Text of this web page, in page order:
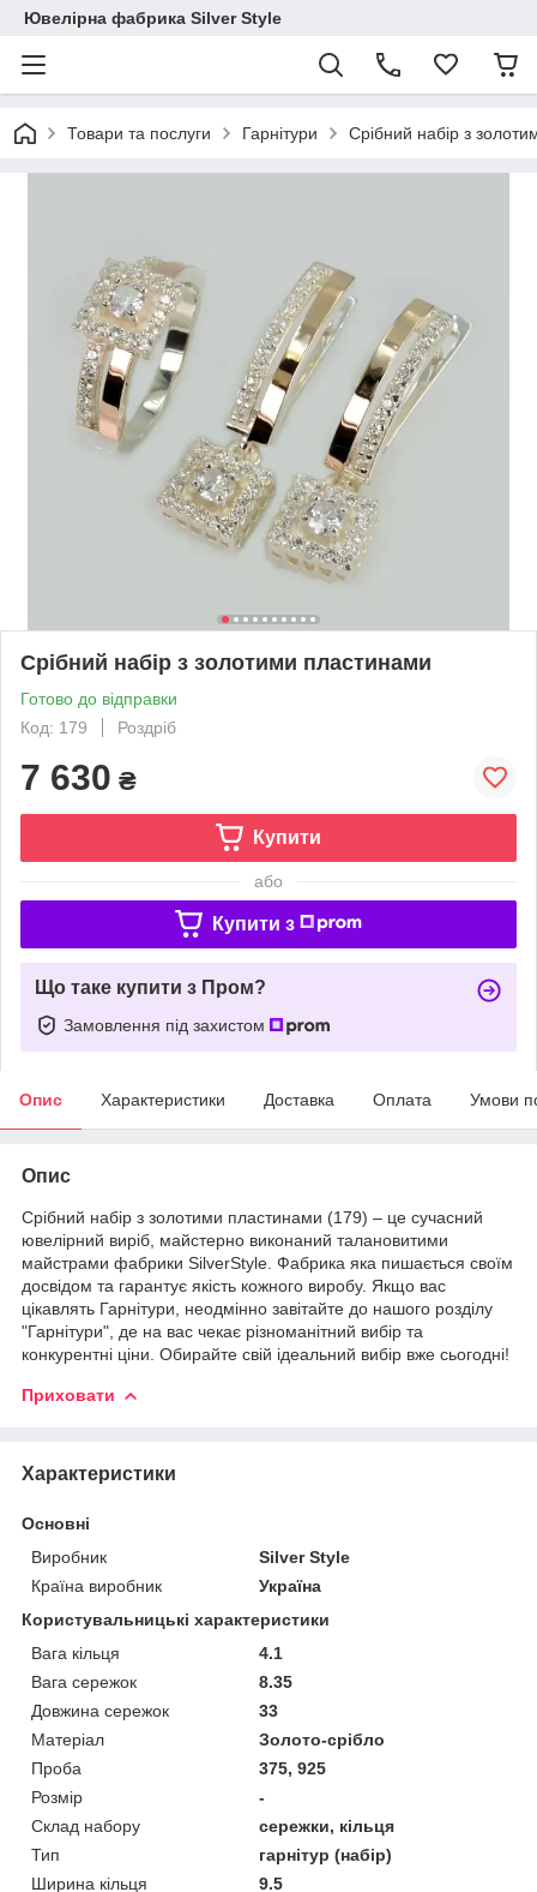
Ювелірна фабрика Silver Style
Товари та послуги Гарнітури Срібний набір з
Срібний набір з золотими пластинами
Готово до відправки
Код: 179
Роздріб
7 630 ₴
Купити
або
Купити з
Що таке купити з Пром?
Замовлення під захистом
Опис Характеристики Доставка Оплата Умови
Опис
Срібний набір з золотими пластинами (179) – це сучасний
ювелірний виріб, майстерно виконаний талановитими
майстрами фабрики SilverStyle. Фабрика яка пишається своїм
досвідом та гарантує якість кожного виробу. Якщо вас
цікавлять Гарнітури, неодмінно завітайте до нашого розділу
"Гарнітури", де на вас чекає різноманітний вибір та
конкурентні ціни. Обирайте свій ідеальний вибір вже сьогодні!
Приховати
Характеристики
Основні
Виробник
Silver Style
Країна виробник
Україна
Користувальницькі характеристики
Вага кільця
4.1
Вага сережок
8.35
Довжина сережок
33
Матеріал
Золото-срібло
Проба
375, 925
Розмір
-
Склад набору
сережки, кільця
Тип
гарнітур (набір)
Ширина кільця
9.5